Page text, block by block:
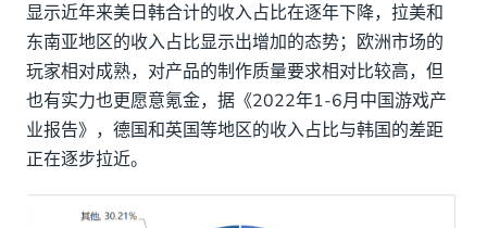
显示近年来美日韩合计的收入占比在逐年下降，拉美和
东南亚地区的收入占比显示出增加的态势；欧洲市场的
玩家相对成熟，对产品的制作质量要求相对比较高，但
也有实力也更愿意氪金，据《2022年1-6月中国游戏产
业报告》，德国和英国等地区的收入占比与韩国的差距
正在逐步拉近。